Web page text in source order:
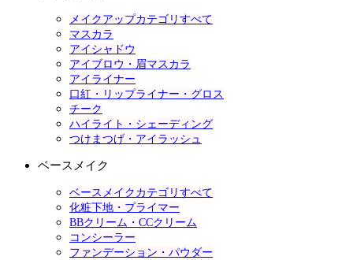
メイクアップカテゴリすべて
マスカラ
アイシャドウ
アイブロウ・眉マスカラ
アイライナー
口紅・リップライナー・グロス
チーク
ハイライト・シェーディング
つけまつげ・アイラッシュ
ベースメイク
ベースメイクカテゴリすべて
化粧下地・プライマー
BBクリーム・CCクリーム
コンシーラー
ファンデーション・パウダー